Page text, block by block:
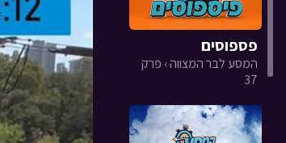
פספוסים
המסע לבר המצווה › פרק
37